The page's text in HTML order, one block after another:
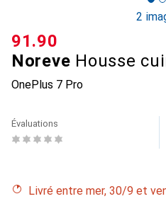
2
Noreve Housse
OnePlus 7 Pro
CHF
91.90
Évaluations
Livré entre mer, 30/9 et